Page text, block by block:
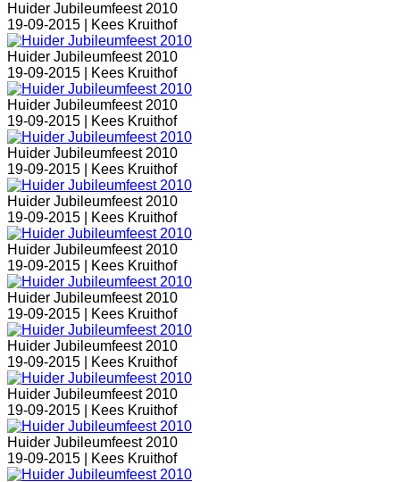
Huider Jubileumfeest 2010
19-09-2015 |
Kees Kruithof
Huider Jubileumfeest 2010
19-09-2015 |
Kees Kruithof
Huider Jubileumfeest 2010
19-09-2015 |
Kees Kruithof
Huider Jubileumfeest 2010
19-09-2015 |
Kees Kruithof
Huider Jubileumfeest 2010
19-09-2015 |
Kees Kruithof
Huider Jubileumfeest 2010
19-09-2015 |
Kees Kruithof
Huider Jubileumfeest 2010
19-09-2015 |
Kees Kruithof
Huider Jubileumfeest 2010
19-09-2015 |
Kees Kruithof
Huider Jubileumfeest 2010
19-09-2015 |
Kees Kruithof
Huider Jubileumfeest 2010
19-09-2015 |
Kees Kruithof